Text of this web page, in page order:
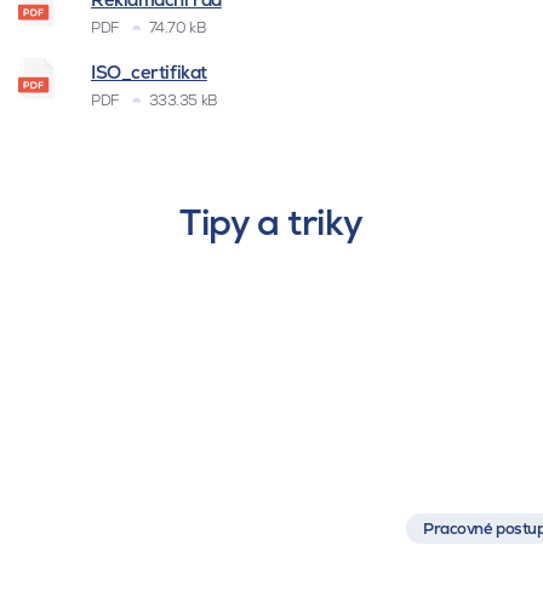
PDF 74.70 kB
ISO_certifikat
PDF 333.35 kB
Tipy a triky
Pracovné